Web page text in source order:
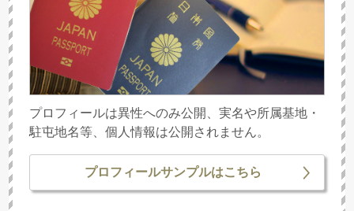
プロフィールは異性へのみ公開、実名や所属基地・
駐屯地名等、個人情報は公開されません。
プロフィールサンプルはこちら